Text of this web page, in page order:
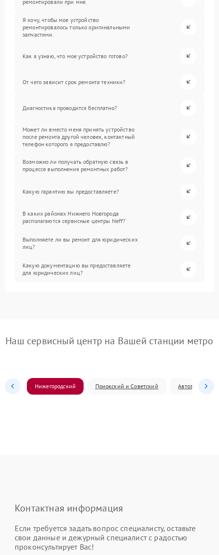
ремонтировали при мне.
Я хочу, чтобы мое устройство
ремонтировалось только оригинальными
запчастями.
Как я узнаю, что мое устройство готово?
От чего зависит срок ремонта техники?
Диагностика проводится бесплатно?
Может ли вместо меня принять устройство
после ремонта другой человек, контактный
телефон которого я предоставлю?
Возможно ли получать обратную связь в
процессе выполнения ремонтных работ?
Какую гарантию вы предоставляете?
В каких районах Нижнего Новгорода
располагаются сервисные центры Neff?
Выполняете ли вы ремонт для юридических
лиц?
Какую документацию вы предоставляете
для юридических лиц?
Наш сервисный центр на Вашей станции метро
Нижегородский Приокский и Советский Автозаводский
Контактная информация
Если требуется задать вопрос специалисту, оставьте
свои данные и дежурный специалист с радостью
проконсультирует Вас!